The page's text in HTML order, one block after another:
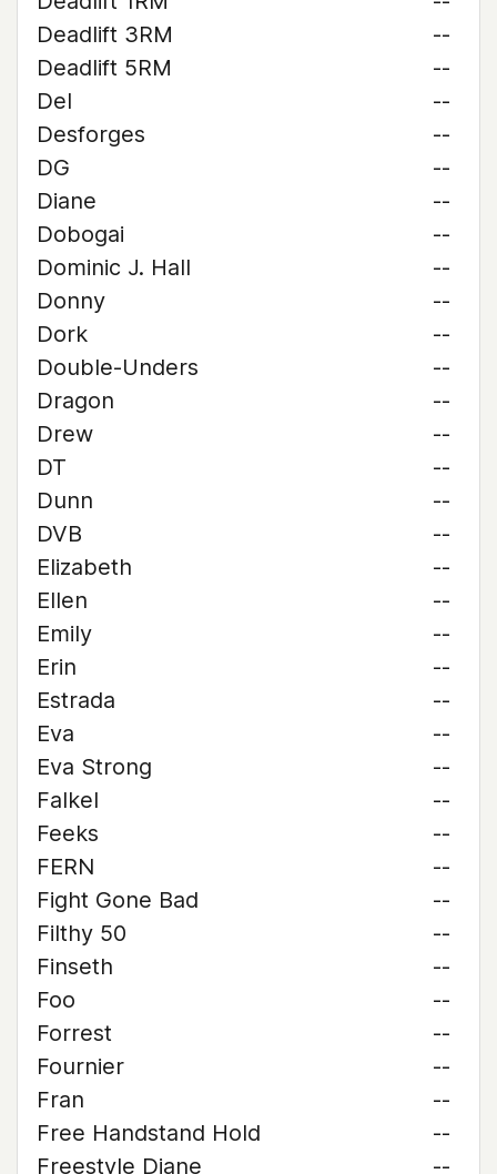
Deadlift 3RM
--
Deadlift 5RM
--
Del
--
Desforges
--
DG
--
Diane
--
Dobogai
--
Dominic J. Hall
--
Donny
--
Dork
--
Double-Unders
--
Dragon
--
Drew
--
DT
--
Dunn
--
DVB
--
Elizabeth
--
Ellen
--
Emily
--
Erin
--
Estrada
--
Eva
--
Eva Strong
--
Falkel
--
Feeks
--
FERN
--
Fight Gone Bad
--
Filthy 50
--
Finseth
--
Foo
--
Forrest
--
Fournier
--
Fran
--
Free Handstand Hold
--
Freestyle Diane
--